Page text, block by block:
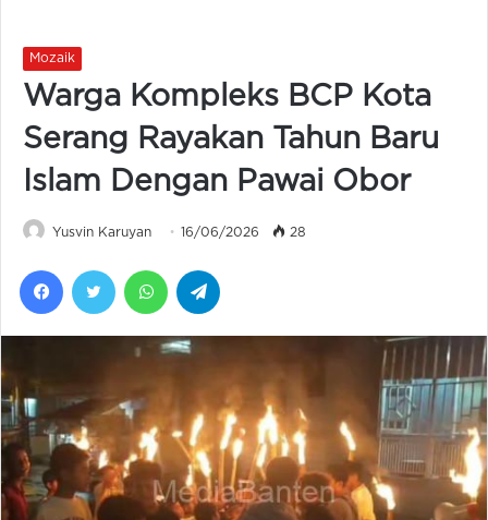
Mozaik
Warga Kompleks BCP Kota
Serang Rayakan Tahun Baru
Islam Dengan Pawai Obor
Yusvin Karuyan 16/06/2026 28
FacebookTwitter WhatsApp